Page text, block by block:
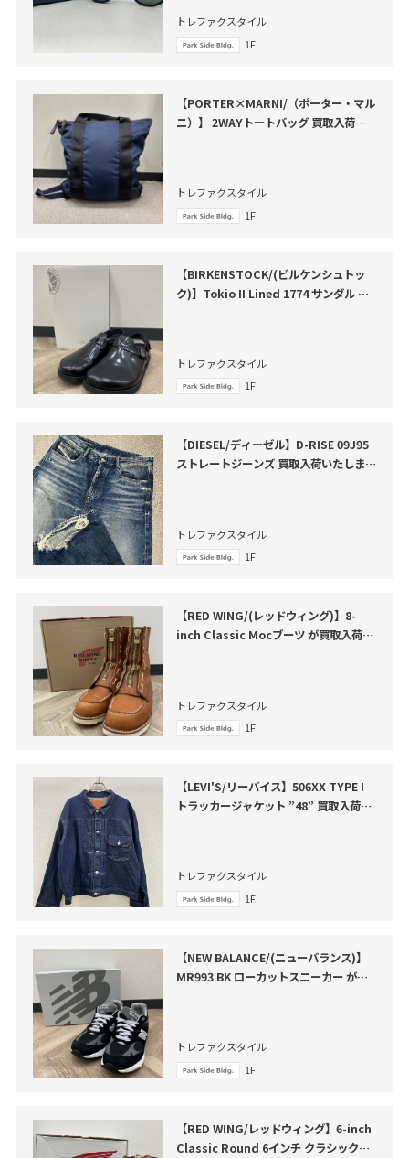
トレファクスタイル
1F
【PORTER×MARNI/（ポーター・マル
ニ）】 2WAYトートバッグ 買取入荷し
トレファクスタイル
1F
【BIRKENSTOCK/(ビルケンシュトッ
ク)】Tokio II Lined 1774 サンダル が
トレファクスタイル
1F
【DIESEL/ディーゼル】D-RISE 09J95
ストレートジーンズ 買取入荷いたしまし
トレファクスタイル
1F
【RED WING/(レッドウィング)】8-
inch Classic Mocブーツ が買取入荷い
トレファクスタイル
1F
【LEVI'S/リーバイス】506XX TYPE I
トラッカージャケット ”48” 買取入荷い
トレファクスタイル
1F
【NEW BALANCE/(ニューバランス)】
MR993 BK ローカットスニーカー が買
トレファクスタイル
1F
【RED WING/レッドウィング】6-inch
Classic Round 6インチ クラシックラ